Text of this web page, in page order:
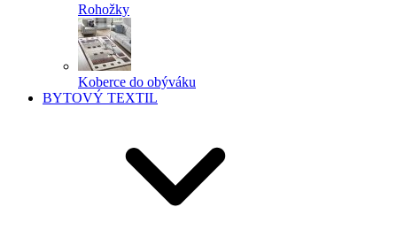
Rohožky
Koberce do obýváku
BYTOVÝ TEXTIL